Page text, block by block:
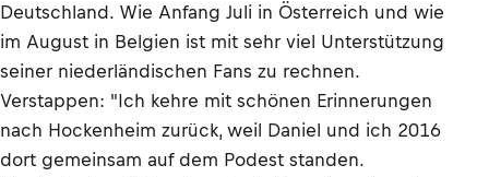
Deutschland. Wie Anfang Juli in Österreich und wie
im August in Belgien ist mit sehr viel Unterstützung
seiner niederländischen Fans zu rechnen.
Verstappen: "Ich kehre mit schönen Erinnerungen
nach Hockenheim zurück, weil Daniel und ich 2016
dort gemeinsam auf dem Podest standen.